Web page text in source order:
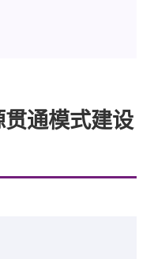
贯通模式建设